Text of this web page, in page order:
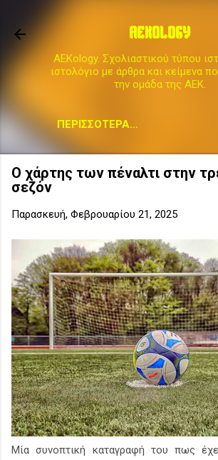
AEKOLOGY
AEKology. Σχολιαστικού τύπου
ιστολόγιο με άρθρα και κείμενα
την ομάδα της ΑΕΚ.
ΠΕΡΙΣΣΌΤΕΡΑ…
Ο χάρτης των πέναλτι στην
σεζόν
Παρασκευή, Φεβρουαρίου 21, 2025
Μία συνοπτική καταγραφή του πως